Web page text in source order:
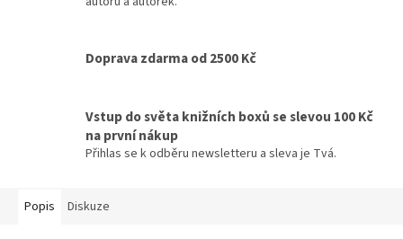
Doprava zdarma od 2500 Kč
Vstup do světa knižních boxů se slevou 100 Kč
na první nákup
Přihlas se k odběru newsletteru a sleva je Tvá.
Popis Diskuze